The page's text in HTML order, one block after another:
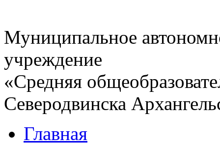
Муниципальное
учреждение
«Средняя
Северодвинска
Главная